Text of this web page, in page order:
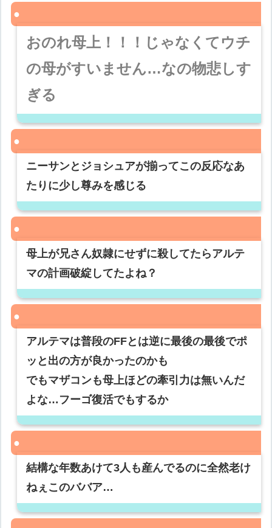
おのれ母上！！！じゃなくてウチ
の母がすいません…なの物悲しす
ぎる
ニーサンとジョシュアが揃ってこの反応なあ
たりに少し尊みを感じる
母上が兄さん奴隷にせずに殺してたらアルテ
マの計画破綻してたよね？
アルテマは普段のFFとは逆に最後の最後でポ
ッと出の方が良かったのかも
でもマザコンも母上ほどの牽引力は無いんだ
よな…フーゴ復活でもするか
結構な年数あけて3人も産んでるのに全然老け
ねぇこのババア…